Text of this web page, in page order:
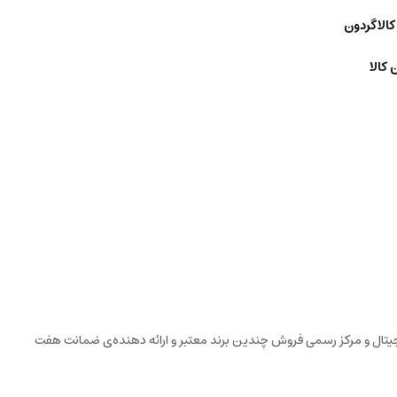
کالا
و مرکز رسمی فروش چندین برند معتبر و ارائه دهنده‌ی ضمانت هفت